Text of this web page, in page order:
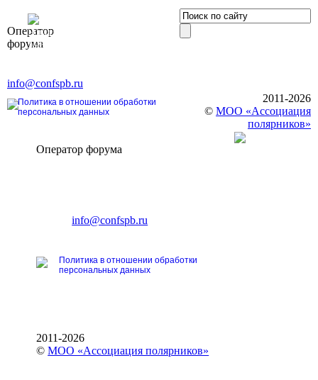
Оператор
форума
Элит»
196191, г. Санкт-Петербург,
info@confspb.ru
Политика в отношении обработки
персональных данных
2011-2026
© МОО «Ассоциация
полярников»
Оператор форума
E-mail:info@confspb.ru
Политика в отношении обработки
персональных данных
2011-2026
©МОО «Ассоциация полярников»